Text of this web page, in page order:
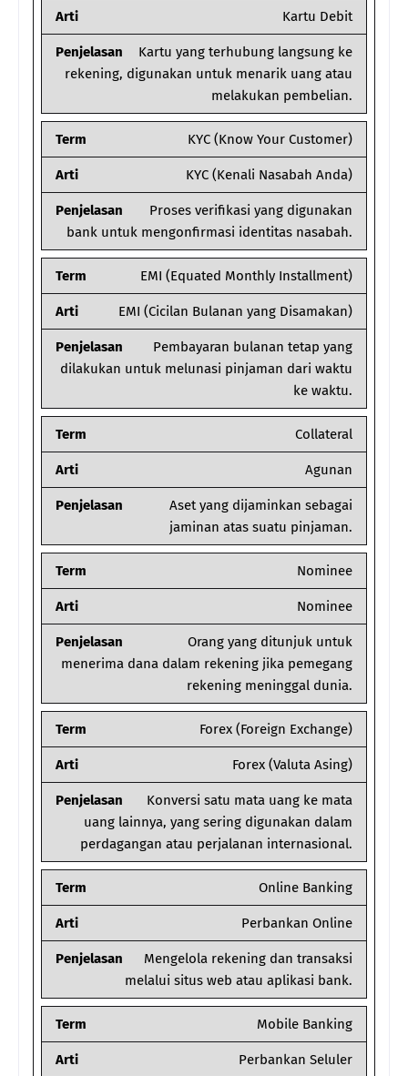
Arti Kartu Debit
Penjelasan
Kartu yang terhubung langsung ke
rekening, digunakan untuk menarik uang atau
melakukan pembelian.
Term KYC (Know Your Customer)
Arti KYC (Kenali Nasabah Anda)
Penjelasan
Proses verifikasi yang digunakan
bank untuk mengonfirmasi identitas nasabah.
Term EMI (Equated Monthly Installment)
Arti EMI (Cicilan Bulanan yang Disamakan)
Penjelasan
Pembayaran bulanan tetap yang
dilakukan untuk melunasi pinjaman dari waktu
ke waktu.
Term Collateral
Arti Agunan
Penjelasan
Aset yang dijaminkan sebagai
jaminan atas suatu pinjaman.
Term Nominee
Arti Nominee
Penjelasan
Orang yang ditunjuk untuk
menerima dana dalam rekening jika pemegang
rekening meninggal dunia.
Term Forex (Foreign Exchange)
Arti Forex (Valuta Asing)
Penjelasan
Konversi satu mata uang ke mata
uang lainnya, yang sering digunakan dalam
perdagangan atau perjalanan internasional.
Term Online Banking
Arti Perbankan Online
Penjelasan
Mengelola rekening dan transaksi
melalui situs web atau aplikasi bank.
Term Mobile Banking
Arti Perbankan Seluler